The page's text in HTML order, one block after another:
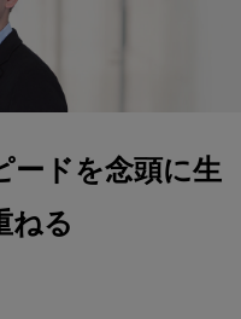
ードを念頭に生
ねる